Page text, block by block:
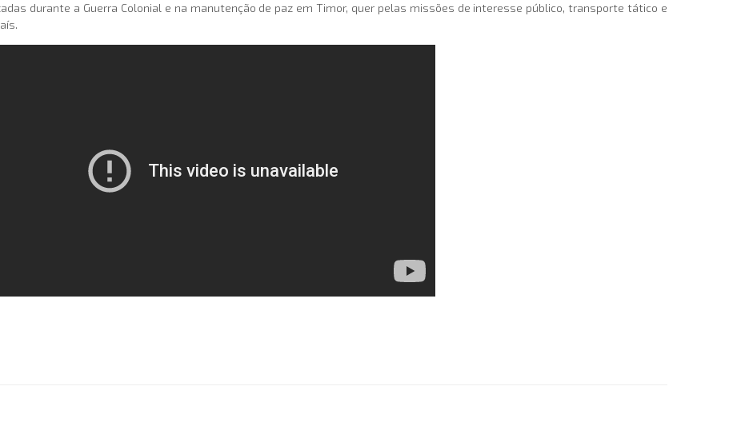
durante a Guerra Colonial e na manutenção de paz em Timor, quer pelas missões de interesse público, transporte tático e